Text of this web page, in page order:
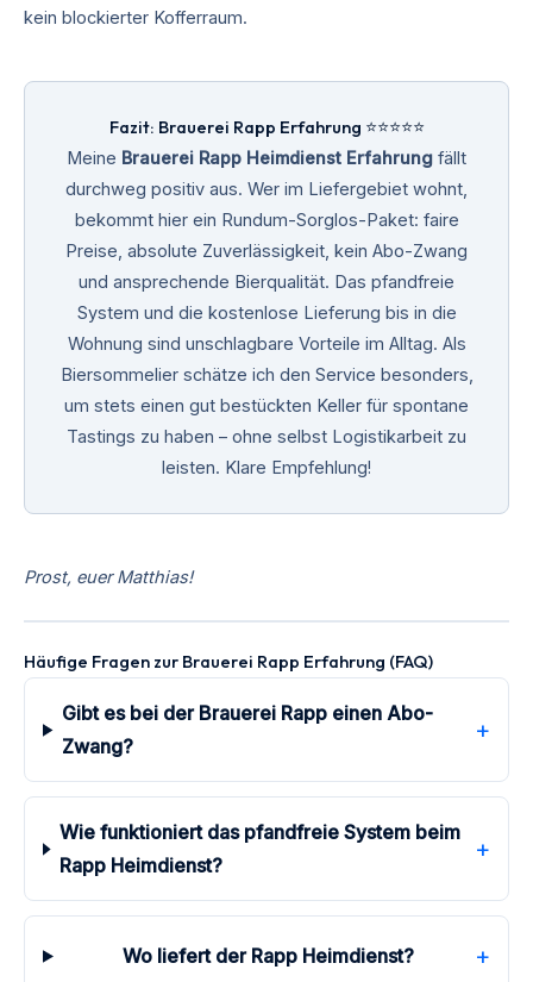
kein blockierter Kofferraum.
Fazit: Brauerei Rapp Erfahrung ⭐⭐⭐⭐⭐
Meine Brauerei Rapp Heimdienst Erfahrung fällt
durchweg positiv aus. Wer im Liefergebiet wohnt,
bekommt hier ein Rundum-Sorglos-Paket: faire
Preise, absolute Zuverlässigkeit, kein Abo-Zwang
und ansprechende Bierqualität. Das pfandfreie
System und die kostenlose Lieferung bis in die
Wohnung sind unschlagbare Vorteile im Alltag. Als
Biersommelier schätze ich den Service besonders,
um stets einen gut bestückten Keller für spontane
Tastings zu haben – ohne selbst Logistikarbeit zu
leisten. Klare Empfehlung!
Prost, euer Matthias!
Häufige Fragen zur Brauerei Rapp Erfahrung (FAQ)
Gibt es bei der Brauerei Rapp einen Abo-
Zwang?
+
Wie funktioniert das pfandfreie System beim
Rapp Heimdienst?
+
Wo liefert der Rapp Heimdienst? +